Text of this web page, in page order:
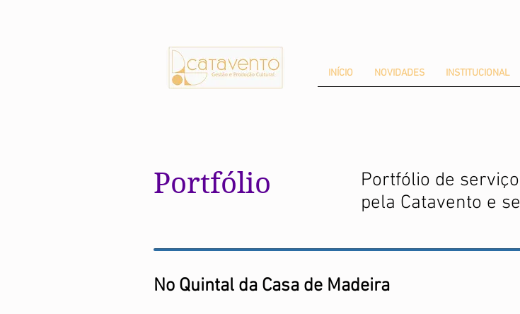
INÍCIO NOVIDADES INSTITUCIONAL
Portfólio
Portfólio de
pela Catavento e
No Quintal da Casa de Madeira